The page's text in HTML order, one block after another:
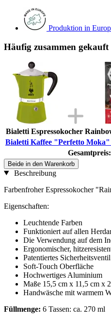
Produktion in
Häufig zusammen
Bialetti Espressokocher
Bialetti Kaffee "Perfetto
Gesamtpreis:
Beide in den Warenkorb
Beschreibung
Farbenfroher Espressokocher
Eigenschaften:
Leuchtende Farben
Funktioniert auf allen
Die Verwendung auf dem
Ergonomischer,
Patentiertes Sicherheitsventil
Soft-Touch Oberfläche
Hochwertiges Aluminium
Maße 15,5 cm x 11,5 cm x
Handwäsche mit warmem
Füllmenge: 6 Tassen: ca. 270 ml